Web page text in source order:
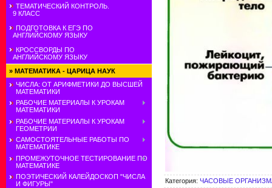
ТЕМАТИЧЕСКИЙ КОНТРОЛЬ.
9 КЛАСС
ПОДГОТОВКА К ЕГЭ ПО
АНГЛИЙСКОМУ ЯЗЫКУ
КРОССВОРДЫ ПО
АНГЛИЙСКОМУ ЯЗЫКУ
» МАТЕМАТИКА - ЦАРИЦА НАУК
ЧИСЛА: ОТ АРИФМЕТИКИ ДО ВЫСШЕЙ
МАТЕМАТИКИ
РАБОЧИЕ МАТЕРИАЛЫ К УРОКАМ
МАТЕМАТИКИ
РАБОЧИЕ МАТЕРИАЛЫ К УРОКАМ
ГЕОМЕТРИИ
САМОСТОЯТЕЛЬНЫЕ РАБОТЫ ПО
МАТЕМАТИКЕ
ПРОМЕЖУТОЧНОЕ ТЕСТИРОВАНИЕ ПО
МАТЕМАТИКЕ
ПОЭТИЧЕСКИЙ КАЛЕЙДОСКОП "ЧИСЛА
И ФИГУРЫ"
Категория: ЧАСОВЫЕ